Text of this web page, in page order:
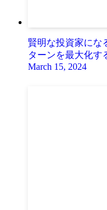
賢明な投資家にな
ターンを最大化す
March 15, 2024